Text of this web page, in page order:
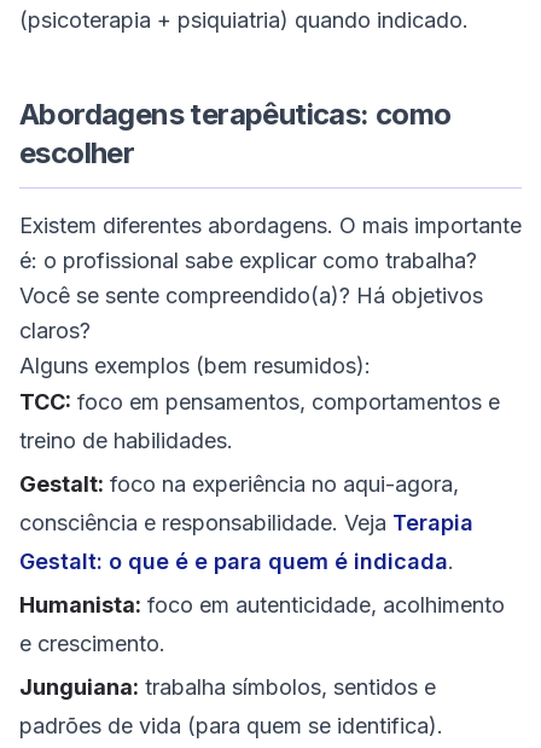
(psicoterapia + psiquiatria) quando indicado.
Abordagens terapêuticas: como
escolher
Existem diferentes abordagens. O mais importante
é: o profissional sabe explicar como trabalha?
Você se sente compreendido(a)? Há objetivos
claros?
Alguns exemplos (bem resumidos):
TCC: foco em pensamentos, comportamentos e
treino de habilidades.
Gestalt: foco na experiência no aqui-agora,
consciência e responsabilidade. Veja Terapia
Gestalt: o que é e para quem é indicada.
Humanista: foco em autenticidade, acolhimento
e crescimento.
Junguiana: trabalha símbolos, sentidos e
padrões de vida (para quem se identifica).